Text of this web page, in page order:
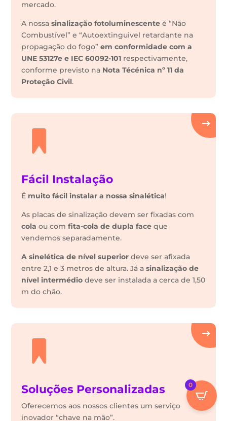
mercado.
A nossasinalização fotoluminescente é “Não
Combustível” e “Autoextinguivel retardante na
propagação do fogo”em conformidade com a
UNE 53127e e IEC 60092-101 respectivamente,
conforme previsto na Nota Técénica nº 11 da
Proteção Civil.
Fácil Instalação
É muito fácil instalar a nossa sinalética!
As placas de sinalização devem ser fixadas com
cola ou comfita-cola de dupla face que
vendemos separadamente.
A sinelética de nível superior deve ser afixada
entre 2,1 e 3 metros de altura. Já asinalização de
nível intermédiodeve ser instalada a cerca de 1,50
m do chão.
Soluções Personalizadas
Oferecemos aos nossos clientes um serviço
inovador “chave na mão”.
0